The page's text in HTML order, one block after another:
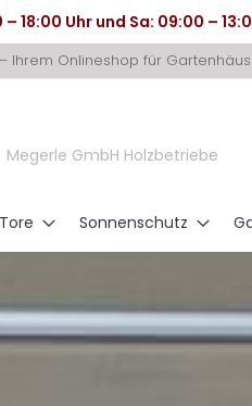
18:00 Uhr und Sa: 09:00 –
Ihrem Onlineshop für
Megerle GmbH Holzbetriebe
Tore Sonnenschutz